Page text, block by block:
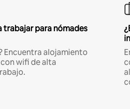
trabajar para nómades
Encuentra alojamiento
wifi de alta